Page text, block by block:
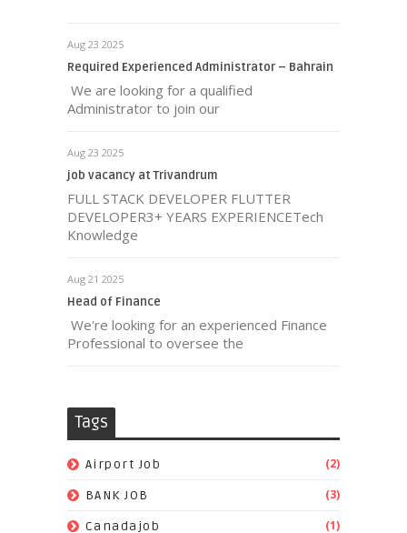
Aug 23 2025
Required Experienced Administrator – Bahrain
We are looking for a qualified
Administrator to join our
Aug 23 2025
job vacancy at Trivandrum
FULL STACK DEVELOPER FLUTTER
DEVELOPER3+ YEARS EXPERIENCETech
Knowledge
Aug 21 2025
Head of Finance
We're looking for an experienced Finance
Professional to oversee the
Tags
Airport Job (2)
BANK JOB (3)
Canadajob (1)